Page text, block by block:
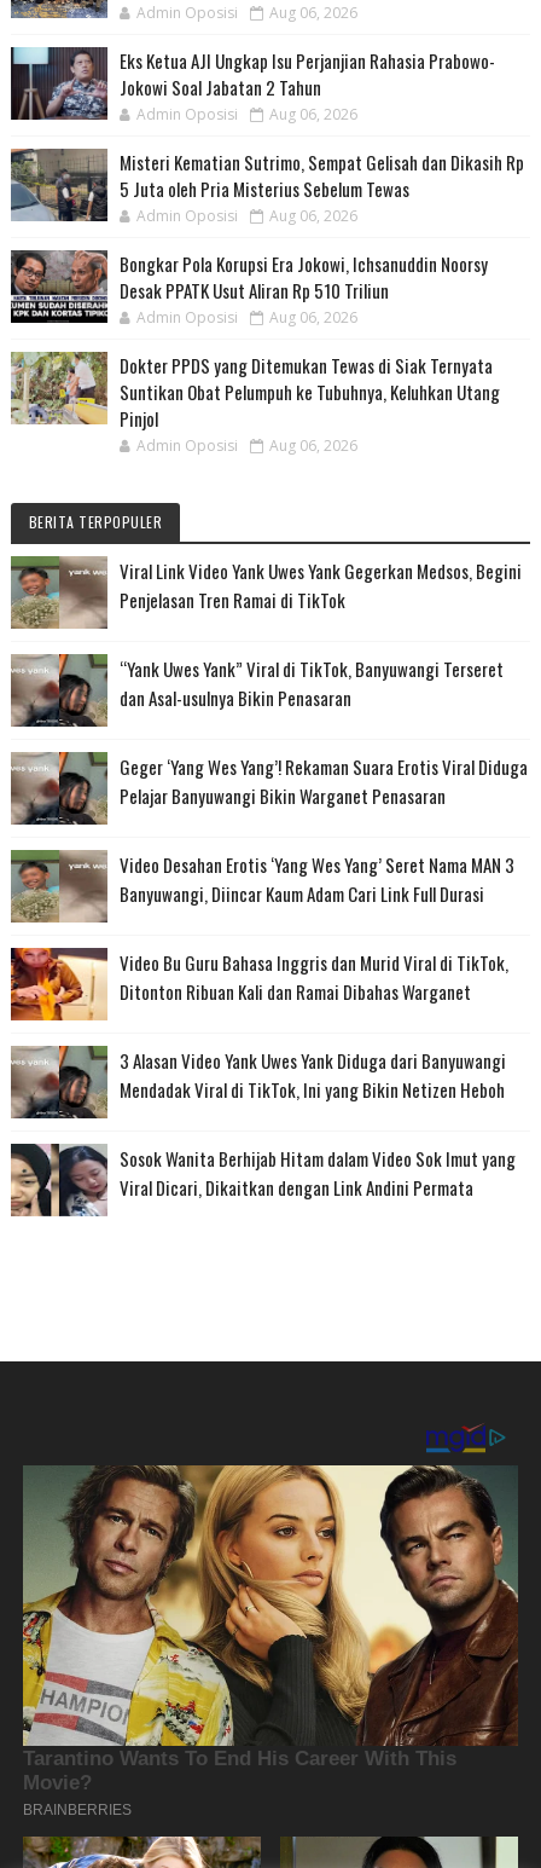
Admin Oposisi Aug 06, 2026
Eks Ketua AJI Ungkap Isu Perjanjian Rahasia Prabowo-
Jokowi Soal Jabatan 2 Tahun
Admin Oposisi Aug 06, 2026
Misteri Kematian Sutrimo, Sempat Gelisah dan Dikasih Rp
5 Juta oleh Pria Misterius Sebelum Tewas
Admin Oposisi Aug 06, 2026
Bongkar Pola Korupsi Era Jokowi, Ichsanuddin Noorsy
Desak PPATK Usut Aliran Rp 510 Triliun
Admin Oposisi Aug 06, 2026
Dokter PPDS yang Ditemukan Tewas di Siak Ternyata
Suntikan Obat Pelumpuh ke Tubuhnya, Keluhkan Utang
Pinjol
Admin Oposisi Aug 06, 2026
BERITA TERPOPULER
Viral Link Video Yank Uwes Yank Gegerkan Medsos, Begini
Penjelasan Tren Ramai di TikTok
“Yank Uwes Yank” Viral di TikTok, Banyuwangi Terseret
dan Asal-usulnya Bikin Penasaran
Geger ‘Yang Wes Yang’! Rekaman Suara Erotis Viral Diduga
Pelajar Banyuwangi Bikin Warganet Penasaran
Video Desahan Erotis ‘Yang Wes Yang’ Seret Nama MAN 3
Banyuwangi, Diincar Kaum Adam Cari Link Full Durasi
Video Bu Guru Bahasa Inggris dan Murid Viral di TikTok,
Ditonton Ribuan Kali dan Ramai Dibahas Warganet
3 Alasan Video Yank Uwes Yank Diduga dari Banyuwangi
Mendadak Viral di TikTok, Ini yang Bikin Netizen Heboh
Sosok Wanita Berhijab Hitam dalam Video Sok Imut yang
Viral Dicari, Dikaitkan dengan Link Andini Permata